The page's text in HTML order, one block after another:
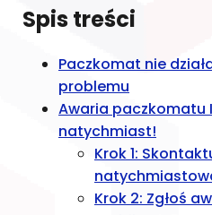
Spis treści
Paczkomat nie
problemu
Awaria paczkomatu
natychmiast!
Krok 1:
Krok 2: Zgłoś